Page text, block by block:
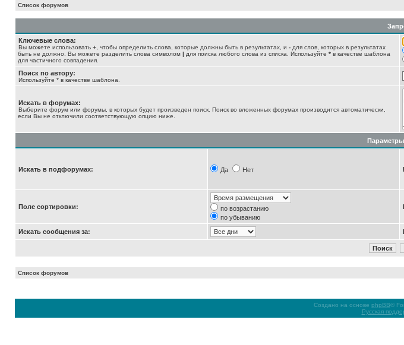
Список форумов
Ключевые слова:
Вы можете использовать + , чтобы определить слова, которые должны быть в результатах, и - для слов, которых в результатах
быть не должно. Вы можете разделить слова символом | для поиска любого слова из списка. Используйте * в качестве шаблона
для частичного совпадения.
Поиск по автору:
Используйте * в качестве шаблона.
Искать в форумах:
Выберите форум или форумы, в которых будет произведен поиск. Поиск во вложенных форумах производится автоматически,
если Вы не отключили соответствующую опцию ниже.
Параметры
Искать в подфорумах: Да Нет
Поле сортировки:
по возрастанию
по убыванию
Искать сообщения за:
Список форумов
Создано на основе phpBB®
Русская